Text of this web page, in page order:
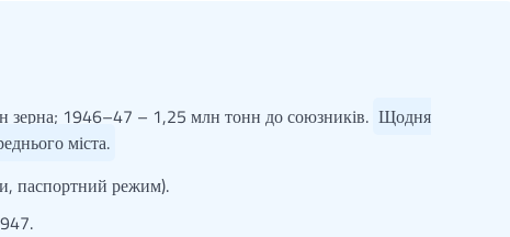
1946–47 – 1,25 млн тонн до союзників. Щодня
міста.
паспортний режим).